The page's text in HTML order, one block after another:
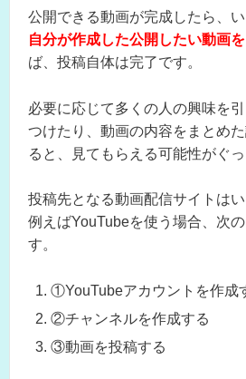
公開できる動画が完成したら、い
自分が作成した公開したい動画
ば、投稿自体は完了です。
必要に応じて多くの人の興味を
つけたり、動画の内容をまとめ
ると、見てもらえる可能性がぐっ
投稿先となる動画配信サイトはい
例えばYouTubeを使う場合、次
す。
①YouTubeアカウントを作成
②チャンネルを作成する
③動画を投稿する